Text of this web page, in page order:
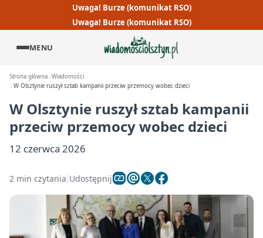
Uwaga! Burze (komunikat RSO)
Uwaga! Burze (komunikat RSO)
MENU
Strona główna Wiadomości
W Olsztynie ruszył sztab kampanii przeciw przemocy wobec dzieci
W Olsztynie ruszył sztab kampanii
przeciw przemocy wobec dzieci
12 czerwca 2026
2 min czytania Udostępnij